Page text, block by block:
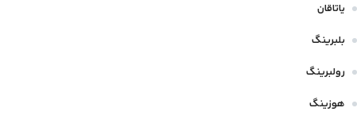
یاتاقان
بلبرینگ
رولبرینگ
هوزینگ